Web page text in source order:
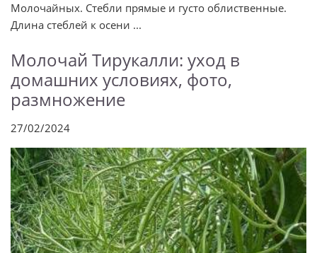
Молочайных. Стебли прямые и густо облиственные.
Длина стеблей к осени ...
Молочай Тирукалли: уход в
домашних условиях, фото,
размножение
27/02/2024